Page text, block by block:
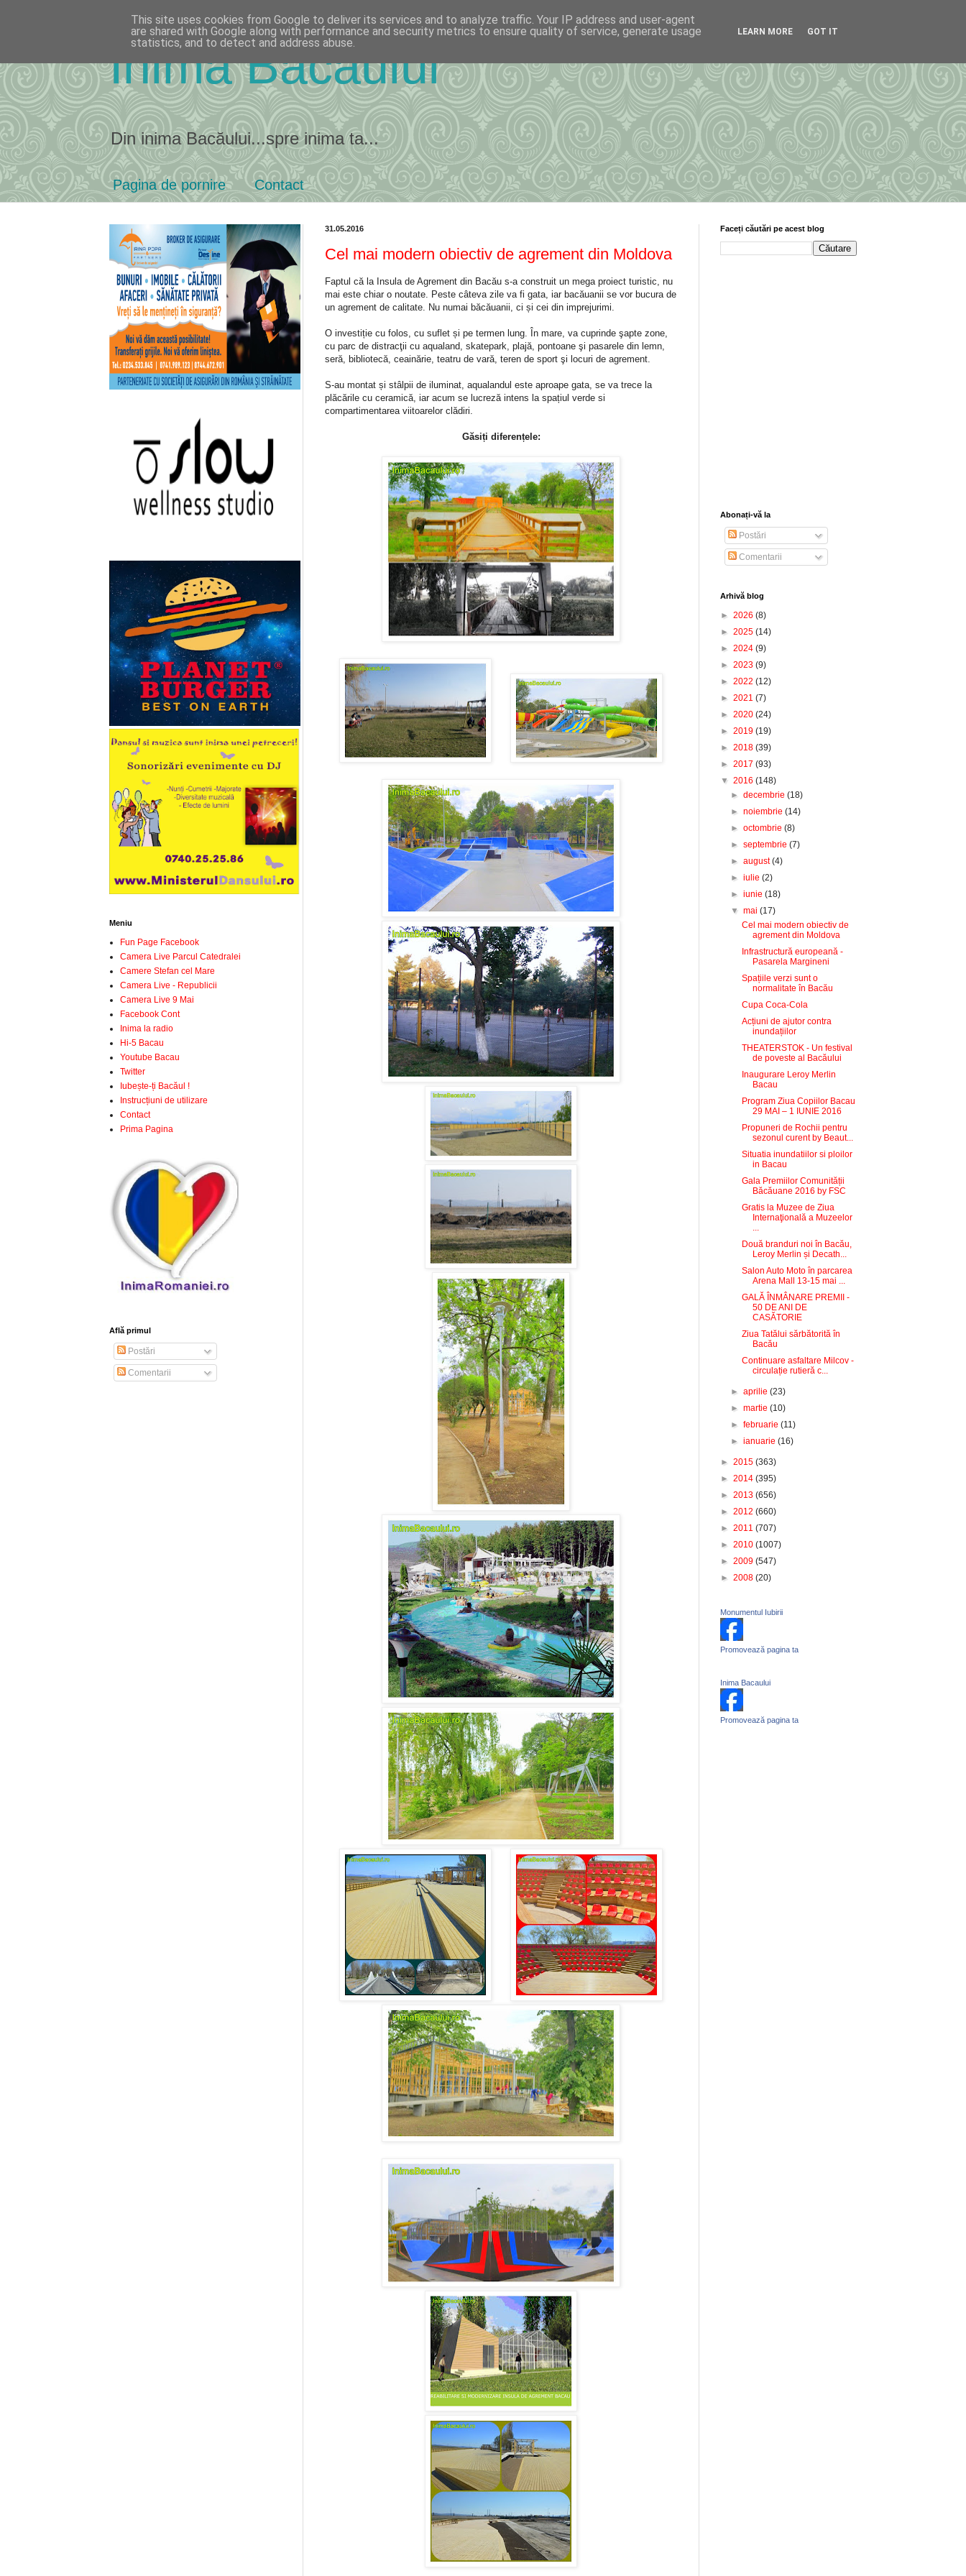
Inima Bacăului
Din inima Bacăului...spre inima ta...
Pagina de pornire Contact
31.05.2016
Cel mai modern obiectiv de agrement din Moldova
Faptul că la Insula de Agrement din Bacău s-a construit un mega proiect turistic, nu
mai este chiar o noutate. Peste câteva zile va fi gata, iar bacăuanii se vor bucura de
un agrement de calitate. Nu numai băcăuanii, ci și cei din imprejurimi.
O investiție cu folos, cu suflet și pe termen lung. În mare, va cuprinde şapte zone,
cu parc de distracţii cu aqualand, skatepark, plajă, pontoane şi pasarele din lemn,
seră, bibliotecă, ceainărie, teatru de vară, teren de sport şi locuri de agrement.
S-au montat și stâlpii de iluminat, aqualandul este aproape gata, se va trece la
plăcările cu ceramică, iar acum se lucreză intens la spațiul verde si
compartimentarea viitoarelor clădiri.
Găsiți diferențele:
Meniu
Fun Page Facebook
Camera Live Parcul Catedralei
Camere Stefan cel Mare
Camera Live - Republicii
Camera Live 9 Mai
Facebook Cont
Inima la radio
Hi-5 Bacau
Youtube Bacau
Twitter
Iubește-ți Bacăul !
Instrucțiuni de utilizare
Contact
Prima Pagina
Află primul
Postări
Comentarii
Faceți căutări pe acest blog
Abonați-vă la
Postări
Comentarii
Arhivă blog
► 2026 (8)
► 2025 (14)
► 2024 (9)
► 2023 (9)
► 2022 (12)
► 2021 (7)
► 2020 (24)
► 2019 (19)
► 2018 (39)
► 2017 (93)
▼ 2016 (148)
►decembrie(18)
►noiembrie(14)
►octombrie(8)
►septembrie(7)
►august(4)
►iulie(2)
►iunie(18)
▼mai(17)
Cel mai modern obiectiv de
agrement din Moldova
Infrastructură europeană -
Pasarela Margineni
Spațiile verzi sunt o
normalitate în Bacău
Cupa Coca-Cola
Acțiuni de ajutor contra
inundațiilor
THEATERSTOK - Un festival
de poveste al Bacăului
Inaugurare Leroy Merlin
Bacau
Program Ziua Copiilor Bacau
29 MAI – 1 IUNIE 2016
Propuneri de Rochii pentru
sezonul curent by Beaut...
Situatia inundatiilor si ploilor
in Bacau
Gala Premiilor Comunității
Băcăuane 2016 by FSC
Gratis la Muzee de Ziua
Internaţională a Muzeelor
...
Două branduri noi în Bacău,
Leroy Merlin și Decath...
Salon Auto Moto în parcarea
Arena Mall 13-15 mai ...
GALĂ ÎNMÂNARE PREMII -
50 DE ANI DE
CASĂTORIE
Ziua Tatălui sărbătorită în
Bacău
Continuare asfaltare Milcov -
circulație rutieră c...
►aprilie(23)
►martie(10)
►februarie(11)
►ianuarie(16)
► 2015 (363)
► 2014 (395)
► 2013 (656)
► 2012 (660)
► 2011 (707)
► 2010 (1007)
► 2009 (547)
► 2008 (20)
Monumentul Iubirii
Promovează pagina ta
Inima Bacaului
Promovează pagina ta
This site uses cookies from Google to deliver its services and to analyze traffic. Your IP address and user-agent
are shared with Google along with performance and security metrics to ensure quality of service, generate usage
statistics, and to detect and address abuse.
LEARN MORE GOT IT